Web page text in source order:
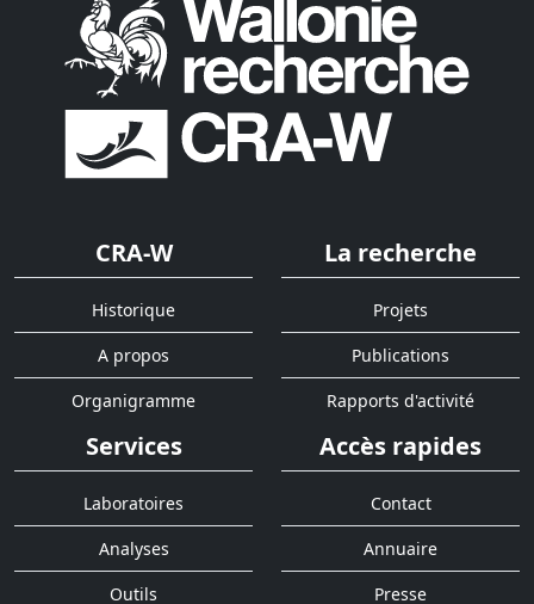
CRA-W
Historique
A propos
Organigramme
La recherche
Projets
Publications
Rapports d'activité
Services
Laboratoires
Analyses
Outils
Accès rapides
Contact
Annuaire
Presse